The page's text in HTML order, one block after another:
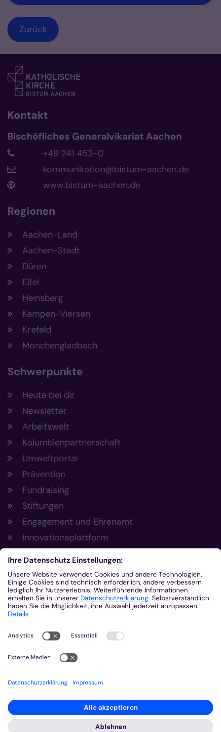
Zurück
Kontakt
Bischöfliches Generalvikariat Aachen
+49 241 452-0
kommunikation@bistum-aachen.de
www.bistum-aachen.de
Regionen
Aachen-Land
Aachen-Stadt
Düren
Eifel
Heinsberg
Kempen-Viersen
Krefeld
Mönchengladbach
Schwerpunkte
Heute bei dir
Newsletter
Arbeitswelt
Kolumbienpartnerschaft
Umweltportal
Prävention
Fundraising
Stiftungen
Engagement und Ehrenamt
Innovationsplattform
Aus der Plattform
Nachrichten
Veranstaltungen
Gottesdienste
Stellenangebote
Kirchenzeitung
Amtsblatt (Kirchlicher Anzeiger)
Rechtsdatenbank
Meldestelle gemäß Hinweisgeberschutzgesetz